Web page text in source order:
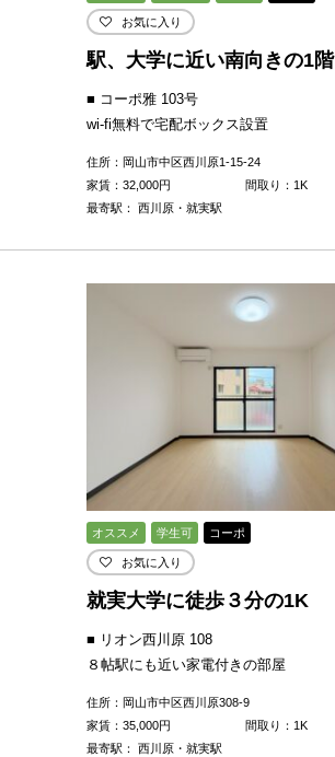
お気に入り
駅、大学に近い南向きの1階
■ コーポ雅 103号
wi-fi無料で宅配ボックス設置
住所：岡山市中区西川原1-15-24
家賃： 32,000円
間取り：1K
最寄駅： 西川原・就実駅
オススメ 学生可 コーポ
お気に入り
就実大学に徒歩３分の1K
■ リオン西川原 108
８帖駅にも近い家電付きの部屋
住所：岡山市中区西川原308-9
家賃： 35,000円
間取り：1K
最寄駅： 西川原・就実駅